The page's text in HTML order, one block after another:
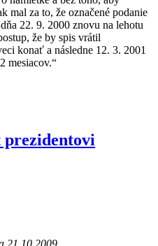
mal za to, že označené podanie
22. 9. 2000 znovu na lehotu
že by spis vrátil
konať a následne 12. 3. 2001
mesiacov.“
prezidentovi